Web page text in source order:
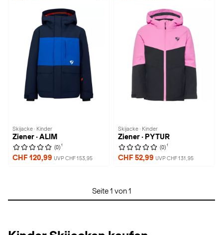
Skijacke · Kinder
Ziener · ALIM
(0) 1
CHF 120,99 UVP CHF 153,95
Skijacke · Kinder
Ziener · PYTUR
(0) 1
CHF 52,99 UVP CHF 131,95
Seite 1 von 1